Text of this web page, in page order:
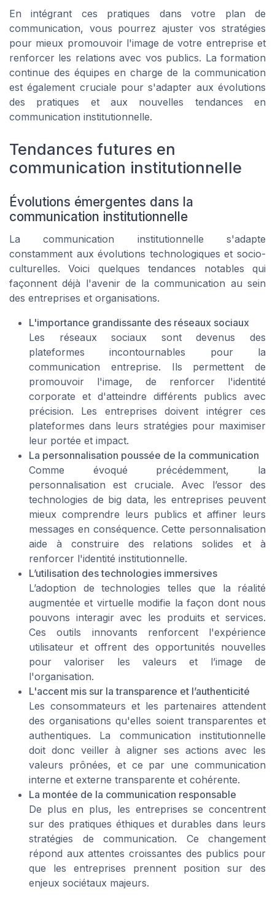
En intégrant ces pratiques dans votre plan de
communication, vous pourrez ajuster vos stratégies
pour mieux promouvoir l'image de votre entreprise et
renforcer les relations avec vos publics. La formation
continue des équipes en charge de la communication
est également cruciale pour s'adapter aux évolutions
des pratiques et aux nouvelles tendances en
communication institutionnelle.
Tendances futures en
communication institutionnelle
Évolutions émergentes dans la
communication institutionnelle
La communication institutionnelle s'adapte
constamment aux évolutions technologiques et socio-
culturelles. Voici quelques tendances notables qui
façonnent déjà l'avenir de la communication au sein
des entreprises et organisations.
L'importance grandissante des réseaux sociaux
Les réseaux sociaux sont devenus des
plateformes incontournables pour la
communication entreprise. Ils permettent de
promouvoir l'image, de renforcer l'identité
corporate et d'atteindre différents publics avec
précision. Les entreprises doivent intégrer ces
plateformes dans leurs stratégies pour maximiser
leur portée et impact.
La personnalisation poussée de la communication
Comme évoqué précédemment, la
personnalisation est cruciale. Avec l’essor des
technologies de big data, les entreprises peuvent
mieux comprendre leurs publics et affiner leurs
messages en conséquence. Cette personnalisation
aide à construire des relations solides et à
renforcer l'identité institutionnelle.
L’utilisation des technologies immersives
L’adoption de technologies telles que la réalité
augmentée et virtuelle modifie la façon dont nous
pouvons interagir avec les produits et services.
Ces outils innovants renforcent l'expérience
utilisateur et offrent des opportunités nouvelles
pour valoriser les valeurs et l’image de
l'organisation.
L'accent mis sur la transparence et l’authenticité
Les consommateurs et les partenaires attendent
des organisations qu'elles soient transparentes et
authentiques. La communication institutionnelle
doit donc veiller à aligner ses actions avec les
valeurs prônées, et ce par une communication
interne et externe transparente et cohérente.
La montée de la communication responsable
De plus en plus, les entreprises se concentrent
sur des pratiques éthiques et durables dans leurs
stratégies de communication. Ce changement
répond aux attentes croissantes des publics pour
que les entreprises prennent position sur des
enjeux sociétaux majeurs.